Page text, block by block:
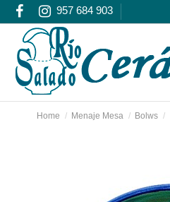
957 684 903
Home Menaje Mesa Bolws